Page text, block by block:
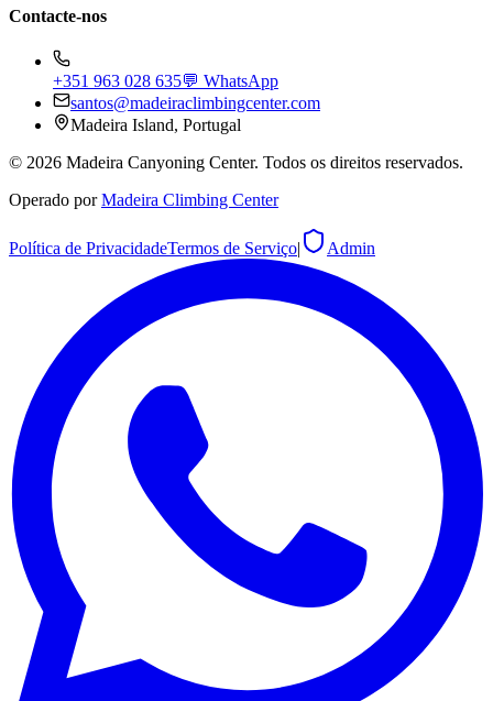
Contacte-nos
+351 963 028 635💬 WhatsApp
santos@madeiraclimbingcenter.com
Madeira Island, Portugal
© 2026 Madeira Canyoning Center. Todos os direitos reservados.
Operado por Madeira Climbing Center
Política de PrivacidadeTermos de Serviço| Admin